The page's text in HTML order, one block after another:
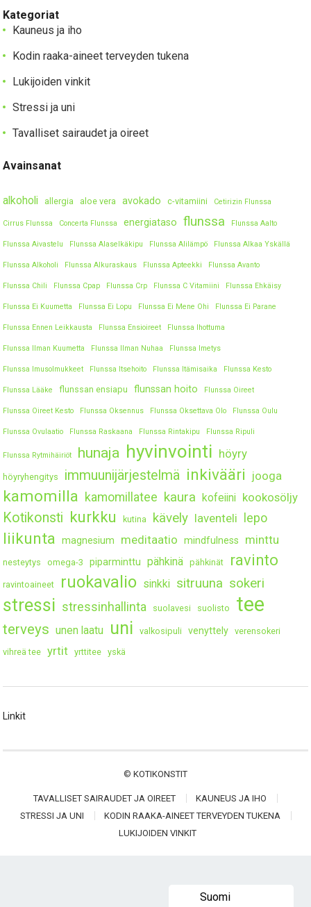
Kategoriat
Kauneus ja iho
Kodin raaka-aineet terveyden tukena
Lukijoiden vinkit
Stressi ja uni
Tavalliset sairaudet ja oireet
Avainsanat
alkoholi allergia aloe vera avokado c-vitamiini Cetirizin Flunssa
Cirrus Flunssa Concerta Flunssa energiataso flunssa Flunssa Aalto
Flunssa Aivastelu Flunssa Alaselkäkipu Flunssa Alilämpö Flunssa Alkaa Yskällä
Flunssa Alkoholi Flunssa Alkuraskaus Flunssa Apteekki Flunssa Avanto
Flunssa Chili Flunssa Cpap Flunssa Crp Flunssa C Vitamiini Flunssa Ehkäisy
Flunssa Ei Kuumetta Flunssa Ei Lopu Flunssa Ei Mene Ohi Flunssa Ei Parane
Flunssa Ennen Leikkausta Flunssa Ensioireet Flunssa Ihottuma
Flunssa Ilman Kuumetta Flunssa Ilman Nuhaa Flunssa Imetys
Flunssa Imusolmukkeet Flunssa Itsehoito Flunssa Itämisaika Flunssa Kesto
Flunssa Lääke flunssan ensiapu flunssan hoito Flunssa Oireet
Flunssa Oireet Kesto Flunssa Oksennus Flunssa Oksettava Olo Flunssa Oulu
Flunssa Ovulaatio Flunssa Raskaana Flunssa Rintakipu Flunssa Ripuli
Flunssa Rytmihäiriöt hunaja hyvinvointi höyry
höyryhengitys immuunijärjestelmä inkivääri jooga
kamomilla kamomillatee kaura kofeiini kookosöljy
Kotikonsti kurkku kutina kävely laventeli lepo
liikunta magnesium meditaatio mindfulness minttu
nesteytys omega-3 piparminttu pähkinä pähkinät ravinto
ravintoaineet ruokavalio sinkki sitruuna sokeri
stressi stressinhallinta suolavesi suolisto tee
terveys unen laatu uni valkosipuli venyttely
verensokeri
vihreä tee
yrtit yrttitee yskä
Linkit
© KOTIKONSTIT
TAVALLISET SAIRAUDET JA OIREET
KAUNEUS JA IHO
STRESSI JA UNI
KODIN RAAKA-AINEET TERVEYDEN TUKENA
LUKIJOIDEN VINKIT
Suomi